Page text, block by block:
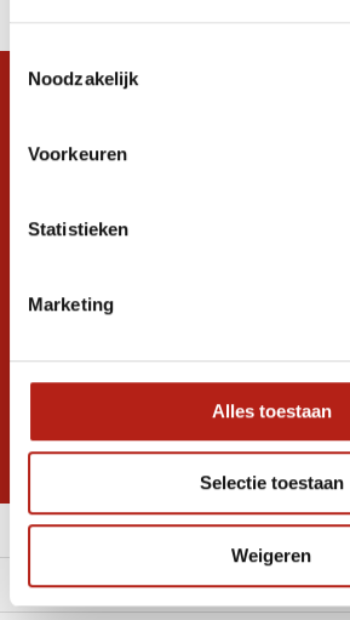
Toestemmingsselectie
Noodzakelijk
Voorkeuren
Statistieken
Marketing
Alles toestaan
Selectie toestaan
Weigeren
Stel je vraag in de chat, en we helpen je
graag verder. 24/7
Volg ons
promoties
* Lees hier de wettelijke beperkingen
Meer informatie
Klantenservice